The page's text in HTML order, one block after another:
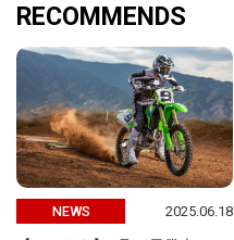
RECOMMENDS
NEWS 2025.06.18